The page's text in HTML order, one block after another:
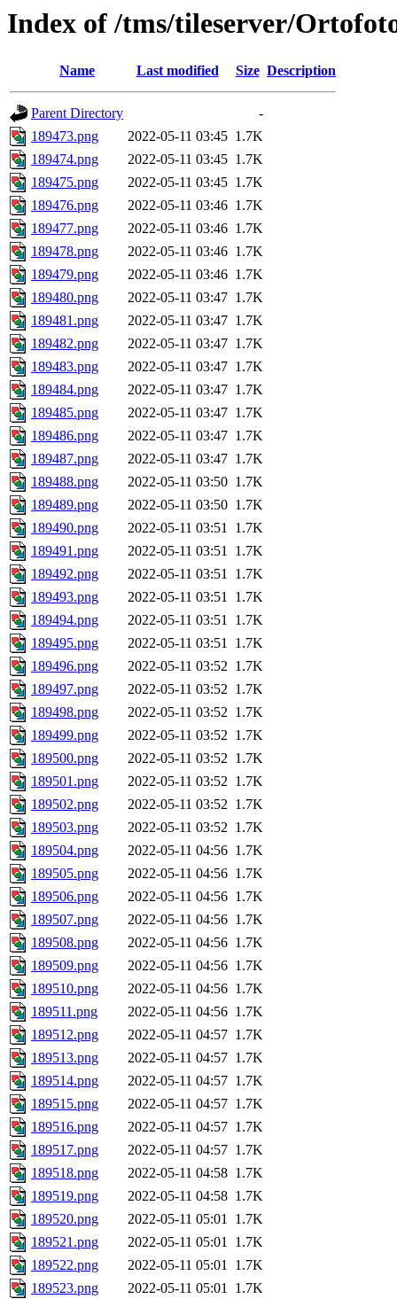
Index of /tms/tileserver/
Name Last modified Size Description
Parent Directory
-
189473.png
2022-05-11 03:45 1.7K
189474.png
2022-05-11 03:45 1.7K
189475.png
2022-05-11 03:45 1.7K
189476.png
2022-05-11 03:46 1.7K
189477.png
2022-05-11 03:46 1.7K
189478.png
2022-05-11 03:46 1.7K
189479.png
2022-05-11 03:46 1.7K
189480.png
2022-05-11 03:47 1.7K
189481.png
2022-05-11 03:47 1.7K
189482.png
2022-05-11 03:47 1.7K
189483.png
2022-05-11 03:47 1.7K
189484.png
2022-05-11 03:47 1.7K
189485.png
2022-05-11 03:47 1.7K
189486.png
2022-05-11 03:47 1.7K
189487.png
2022-05-11 03:47 1.7K
189488.png
2022-05-11 03:50 1.7K
189489.png
2022-05-11 03:50 1.7K
189490.png
2022-05-11 03:51 1.7K
189491.png
2022-05-11 03:51 1.7K
189492.png
2022-05-11 03:51 1.7K
189493.png
2022-05-11 03:51 1.7K
189494.png
2022-05-11 03:51 1.7K
189495.png
2022-05-11 03:51 1.7K
189496.png
2022-05-11 03:52 1.7K
189497.png
2022-05-11 03:52 1.7K
189498.png
2022-05-11 03:52 1.7K
189499.png
2022-05-11 03:52 1.7K
189500.png
2022-05-11 03:52 1.7K
189501.png
2022-05-11 03:52 1.7K
189502.png
2022-05-11 03:52 1.7K
189503.png
2022-05-11 03:52 1.7K
189504.png
2022-05-11 04:56 1.7K
189505.png
2022-05-11 04:56 1.7K
189506.png
2022-05-11 04:56 1.7K
189507.png
2022-05-11 04:56 1.7K
189508.png
2022-05-11 04:56 1.7K
189509.png
2022-05-11 04:56 1.7K
189510.png
2022-05-11 04:56 1.7K
189511.png
2022-05-11 04:56 1.7K
189512.png
2022-05-11 04:57 1.7K
189513.png
2022-05-11 04:57 1.7K
189514.png
2022-05-11 04:57 1.7K
189515.png
2022-05-11 04:57 1.7K
189516.png
2022-05-11 04:57 1.7K
189517.png
2022-05-11 04:57 1.7K
189518.png
2022-05-11 04:58 1.7K
189519.png
2022-05-11 04:58 1.7K
189520.png
2022-05-11 05:01 1.7K
189521.png
2022-05-11 05:01 1.7K
189522.png
2022-05-11 05:01 1.7K
189523.png
2022-05-11 05:01 1.7K